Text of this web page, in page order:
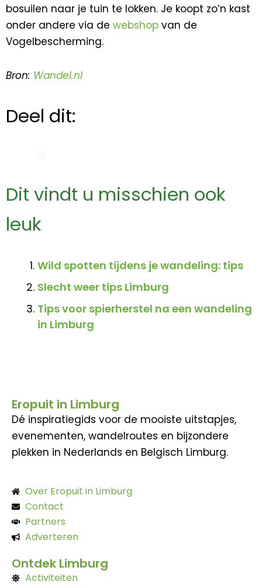
bosuilen naar je tuin te lokken. Je koopt zo’n kast
onder andere via de webshop van de
Vogelbescherming.
Bron: Wandel.nl
Deel dit:
Dit vindt u misschien ook
leuk
Wild spotten tijdens je wandeling: tips
Slecht weer tips Limburg
Tips voor spierherstel na een wandeling
in Limburg
Eropuit in Limburg
Dé inspiratiegids voor de mooiste uitstapjes,
evenementen, wandelroutes en bijzondere
plekken in Nederlands en Belgisch Limburg.
Over Eropuit in Limburg
Contact
Partners
Adverteren
Ontdek Limburg
Activiteiten